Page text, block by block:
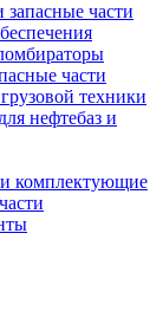
части
части
техники
нефтебаз и
и комплектующие